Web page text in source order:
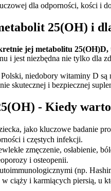
dla odporności, kości i
25(OH) i
jej metabolitu
i jest niezbędna nie tylko
niedobory witaminy D
skutecznej i bezpiecznej
- Kiedy
jako kluczowe badanie
i częstych infekcji.
zmęczenie, osłabienie,
i osteopenii.
(np.
ciąży i karmiących piersią, u